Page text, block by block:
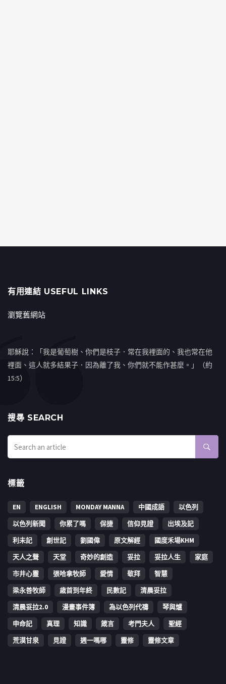
有用連結 USEFUL LINKS
瀏覽舊網站
耶穌說：「我是葡萄樹、你們是枝子．常在我裡面的、我也常在他
裡面、這人就多結果子．因為離了我、你們就不能作甚麼。」（約
15:5）
搜㝷 SEARCH
標籤
EN ENGLISH MONDAY MANNA 中國成語
以色列
以色列新聞
你累了嗎 保捷 信仰見證
出埃及記
利未記
創世記 劉國偉 原文解經
國度禾場KHM
天人之聲
天堂 奇妙的創造 妥拉 妥拉人生
家庭
市井心靈
張哈拿牧師 愛情 敬拜
智慧
梁永善牧師
歳首到年終 民數記
清晨妥拉
清晨妥拉2.0
漫畫事件簿 為以色列代禱
琴與爐
申命記
真理 知識 箴言 考門夫人
聖經
荒漠甘泉
見證 週一嗎哪 靈修 靈修文章